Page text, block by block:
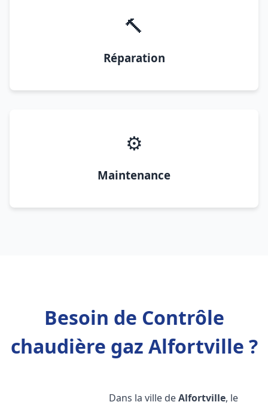
🔨
Réparation
⚙️
Maintenance
Besoin de Contrôle
chaudière gaz Alfortville ?
Dans la ville deAlfortville, le